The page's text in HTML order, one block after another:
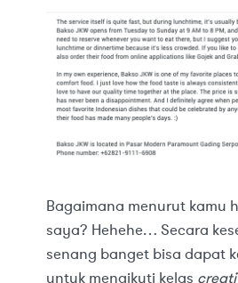
Bagaimana menurut kamu
saya? Hehehe… Secara
senang banget bisa dapat
untuk mengikuti kelas